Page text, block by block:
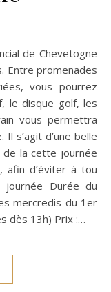
Entre promenades
vous pourrez
le disque golf, les
vous permettra
s’agit d’une belle
la cette journée
afin d’éviter à tou
journée Durée du
mercredis du 1er
dès 13h) Prix :…